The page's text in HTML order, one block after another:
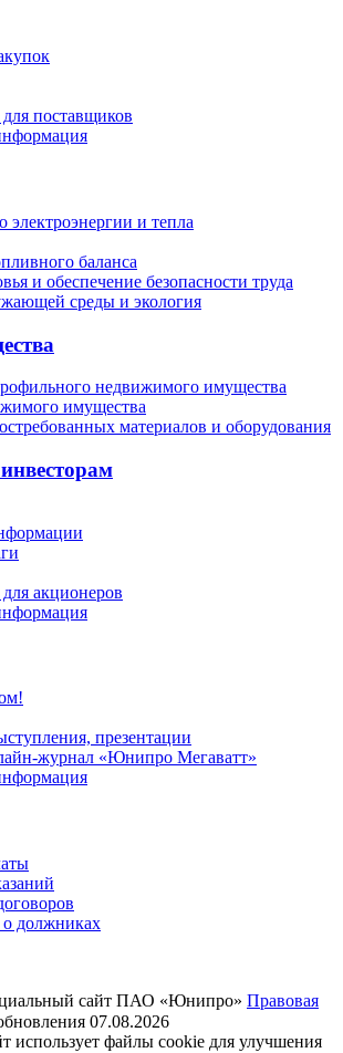
поставщиков
электроэнергии и тепла
баланса
и обеспечение безопасности труда
среды и экология
недвижимого имущества
имущества
материалов и оборудования
акционеров
презентации
журнал «Юнипро Мегаватт»
должниках
сайт ПАО «Юнипро» Правовая
07.08.2026
использует файлы cookie для улучшения